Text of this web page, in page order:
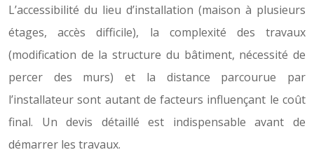
L’accessibilité du lieu d’installation (maison à plusieurs
étages, accès difficile), la complexité des travaux
(modification de la structure du bâtiment, nécessité de
percer des murs) et la distance parcourue par
l’installateur sont autant de facteurs influençant le coût
final. Un devis détaillé est indispensable avant de
démarrer les travaux.